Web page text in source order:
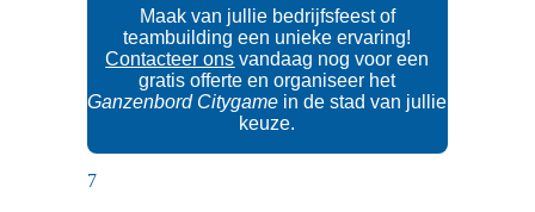
Maak van jullie bedrijfsfeest of
teambuilding een unieke ervaring!
Contacteer ons vandaag nog voor een
gratis offerte en organiseer het
Ganzenbord Citygame in de stad van jullie
keuze.
7